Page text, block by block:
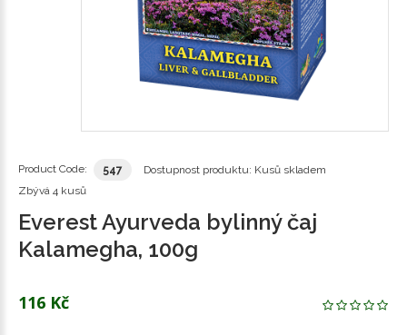
Product Code: 547 Dostupnost produktu: Kusů skladem
Zbývá 4 kusů
Everest Ayurveda bylinný čaj
Kalamegha, 100g
116 Kč